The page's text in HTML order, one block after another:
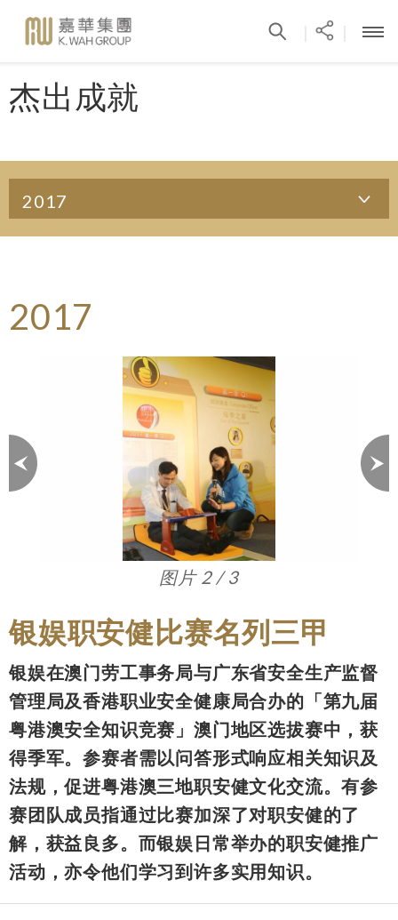
杰出成就
2017
2017
图片 3 / 3
银娱职安健比赛名列三甲
银娱在澳门劳工事务局与广东省安全生产监督
管理局及香港职业安全健康局合办的「第九届
粤港澳安全知识竞赛」澳门地区选拔赛中，获
得季军。参赛者需以问答形式响应相关知识及
法规，促进粤港澳三地职安健文化交流。有参
赛团队成员指通过比赛加深了对职安健的了
解，获益良多。而银娱日常举办的职安健推广
活动，亦令他们学习到许多实用知识。